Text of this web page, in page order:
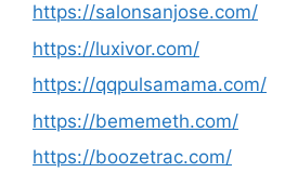
https://salonsanjose.com/
https://luxivor.com/
https://qqpulsamama.com/
https://bememeth.com/
https://boozetrac.com/